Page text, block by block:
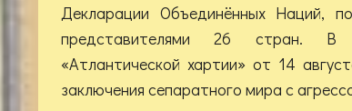
Декларации Объединённых Наций,
представителями 26 стран. В
«Атлантической хартии» от 14
заключения сепаратного мира с